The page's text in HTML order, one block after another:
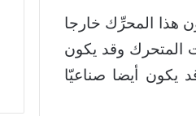
هذا المحرِّك خارجا
المتحرك وقد يكون
يكون أيضا صناعيّا